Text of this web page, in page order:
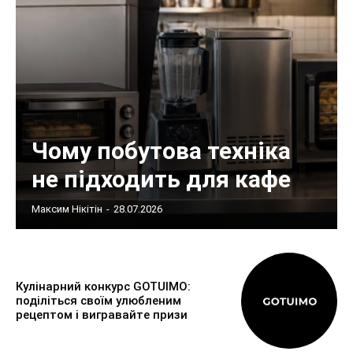
Чому побутова техніка
не підходить для кафе
Максим Нікітін - 28.07.2026
Кулінарний конкурс GOTUIMO:
поділіться своїм улюбленим
рецептом і вигравайте призи